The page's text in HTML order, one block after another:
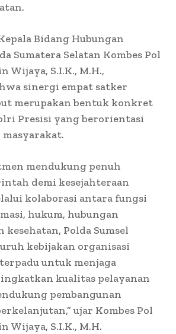
Bidang Hubungan
Sumatera Selatan Kombes Pol
Wijaya, S.I.K., M.H.,
sinergi empat satker
merupakan bentuk konkret
Presisi yang berorientasi
masyarakat.
mendukung penuh
demi kesejahteraan
kolaborasi antara fungsi
hukum, hubungan
kesehatan, Polda Sumsel
kebijakan organisasi
untuk menjaga
kualitas pelayanan
pembangunan
ujar Kombes Pol
Wijaya, S.I.K., M.H.